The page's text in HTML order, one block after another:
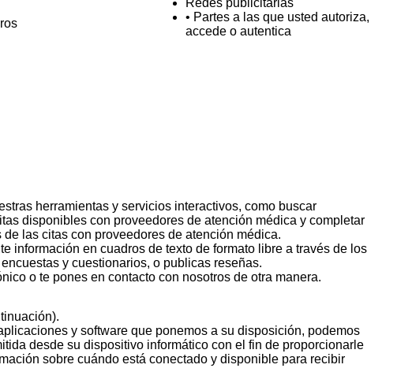
• Partes a las que usted autoriza,
accede o autentica
herramientas y servicios interactivos, como buscar
disponibles con proveedores de atención médica y completar
las citas con proveedores de atención médica.
información en cuadros de texto de formato libre a través de los
y cuestionarios, o publicas reseñas.
o te pones en contacto con nosotros de otra manera.
y software que ponemos a su disposición, podemos
desde su dispositivo informático con el fin de proporcionarle
sobre cuándo está conectado y disponible para recibir